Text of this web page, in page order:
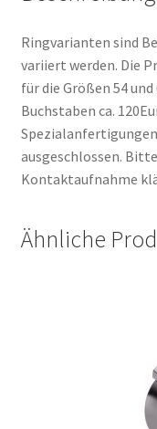
Ringvarianten sind
variiert werden. Die
für die Größen 54
Buchstaben ca.
ausgeschlossen.
Kontaktaufnahme
Ähnliche